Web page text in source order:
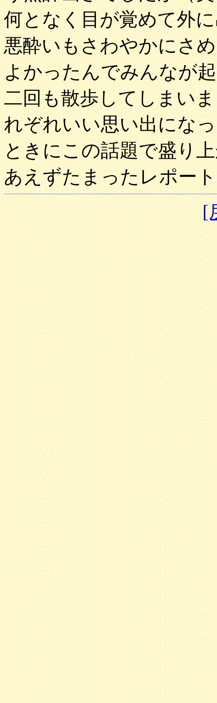
何となく目が覚めて外
悪酔いもさわやかにさ
よかったんでみんなが
二回も散歩してしまい
れぞれいい思い出にな
ときにこの話題で盛り
あえずたまったレポー
[